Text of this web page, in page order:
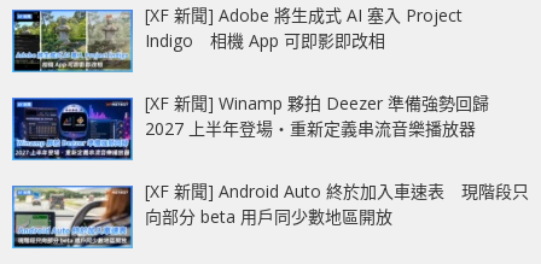
[XF 新聞] Adobe 將生成式 AI 塞入 Project
Indigo 相機 App 可即影即改相
[XF 新聞] Winamp 夥拍 Deezer 準備強勢回歸
2027 上半年登場‧重新定義串流音樂播放器
[XF 新聞] Android Auto 終於加入車速表 現階段只
向部分 beta 用戶同少數地區開放